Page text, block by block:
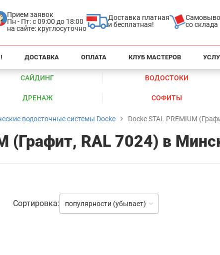
Прием заявок
Пн - Пт: с 09:00 до 18:00
на сайте: круглосуточно
Доставка платная
и бесплатная!
со склада
ДОСТАВКА ОПЛАТА КЛУБ МАСТЕРОВ
САЙДИНГ ВОДОСТОКИ
ДРЕНАЖ СОФИТЫ
водосточные системы Docke Docke STAL PREMIUM
(Графит, RAL 7024) в
Сортировка: популярности (убывает)